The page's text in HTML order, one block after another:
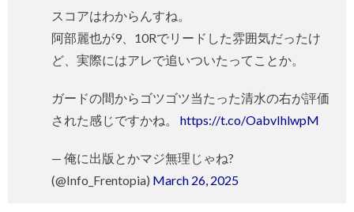
スコアはわからんすね。
阿部麗也が9、10Rでリードした雰囲気だったけ
ど、実際にはアレで追いついたってことか。
ガードの間からゴツゴツ当たった清水の右が評価
された感じですかね。 https://t.co/OabvIhlwpM
— 俺に出版とかマジ無理じゃね?
(@Info_Frentopia) March 26, 2025